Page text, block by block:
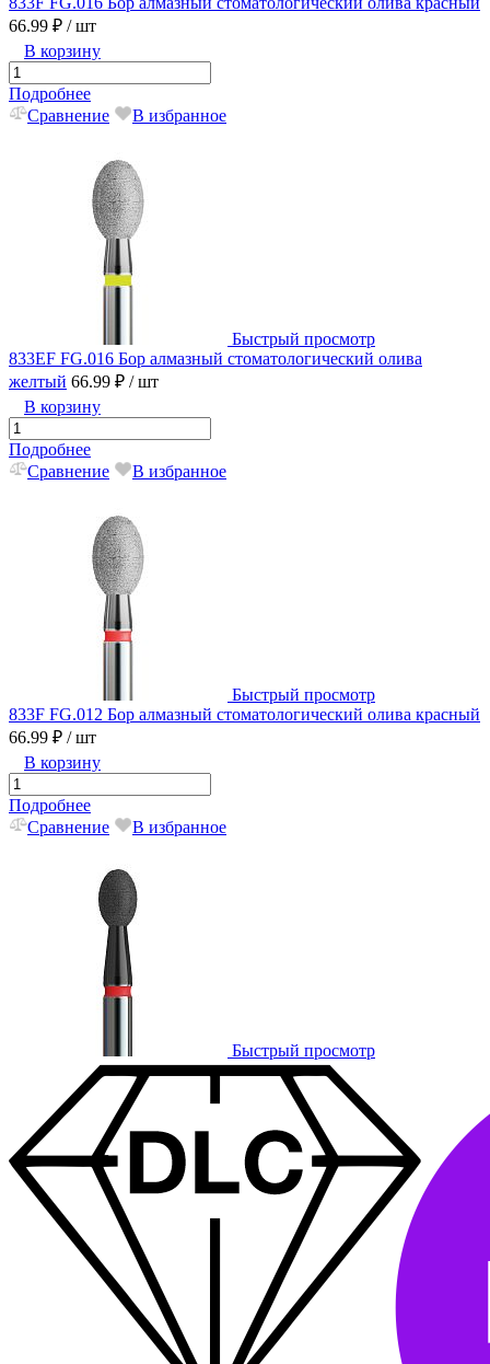
66.99 ₽ / шт
В корзину
Подробнее
Сравнение
В избранное
Быстрый просмотр
833EF FG.016 Бор алмазный стоматологический олива
желтый 66.99 ₽ / шт
В корзину
Подробнее
Сравнение
В избранное
Быстрый просмотр
833F FG.012 Бор алмазный стоматологический олива красный
66.99 ₽ / шт
В корзину
Подробнее
Сравнение
В избранное
Быстрый просмотр